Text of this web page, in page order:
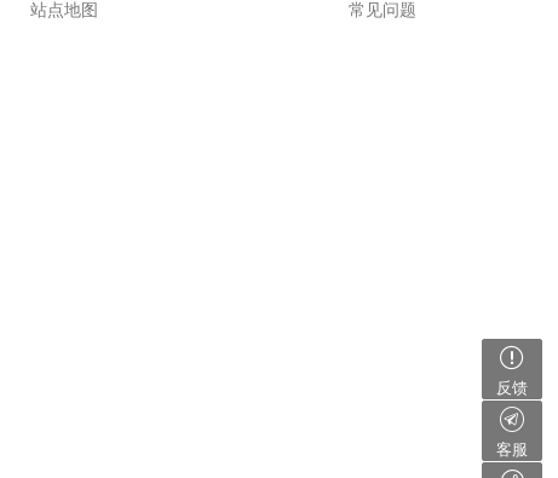
反馈
客服
站点地图 常见问题